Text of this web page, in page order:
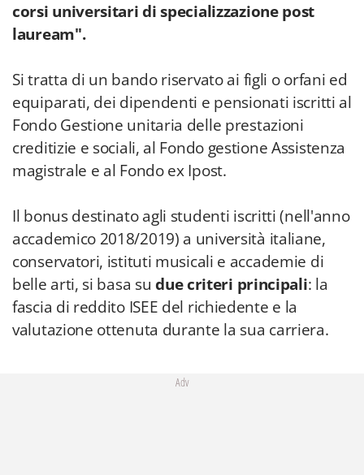
corsi universitari di specializzazione post
lauream".
Si tratta di un bando riservato ai figli o orfani ed
equiparati, dei dipendenti e pensionati iscritti al
Fondo Gestione unitaria delle prestazioni
creditizie e sociali, al Fondo gestione Assistenza
magistrale e al Fondo ex Ipost.
Il bonus destinato agli studenti iscritti (nell'anno
accademico 2018/2019) a università italiane,
conservatori, istituti musicali e accademie di
belle arti, si basa sudue criteri principali: la
fascia di reddito ISEE del richiedente e la
valutazione ottenuta durante la sua carriera.
Adv